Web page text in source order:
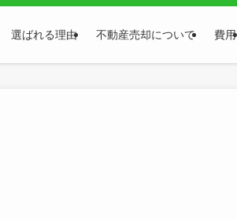
選ばれる理由 不動産売却について 費用